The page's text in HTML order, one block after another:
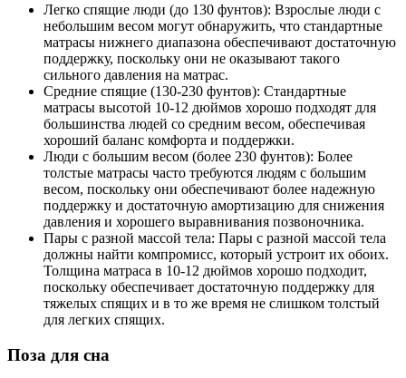
Легко спящие люди (до 130 фунтов): Взрослые люди с
небольшим весом могут обнаружить, что стандартные
матрасы нижнего диапазона обеспечивают достаточную
поддержку, поскольку они не оказывают такого
сильного давления на матрас.
Средние спящие (130-230 фунтов): Стандартные
матрасы высотой 10-12 дюймов хорошо подходят для
большинства людей со средним весом, обеспечивая
хороший баланс комфорта и поддержки.
Люди с большим весом (более 230 фунтов): Более
толстые матрасы часто требуются людям с большим
весом, поскольку они обеспечивают более надежную
поддержку и достаточную амортизацию для снижения
давления и хорошего выравнивания позвоночника.
Пары с разной массой тела: Пары с разной массой тела
должны найти компромисс, который устроит их обоих.
Толщина матраса в 10-12 дюймов хорошо подходит,
поскольку обеспечивает достаточную поддержку для
тяжелых спящих и в то же время не слишком толстый
для легких спящих.
Поза для сна